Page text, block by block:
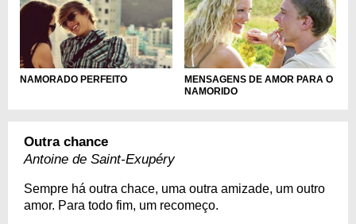
NAMORADO PERFEITO
MENSAGENS DE AMOR PARA O
NAMORIDO
Outra chance
Antoine de Saint-Exupéry
Sempre há outra chace, uma outra amizade, um outro
amor. Para todo fim, um recomeço.